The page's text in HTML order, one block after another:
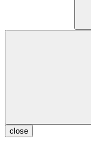
close